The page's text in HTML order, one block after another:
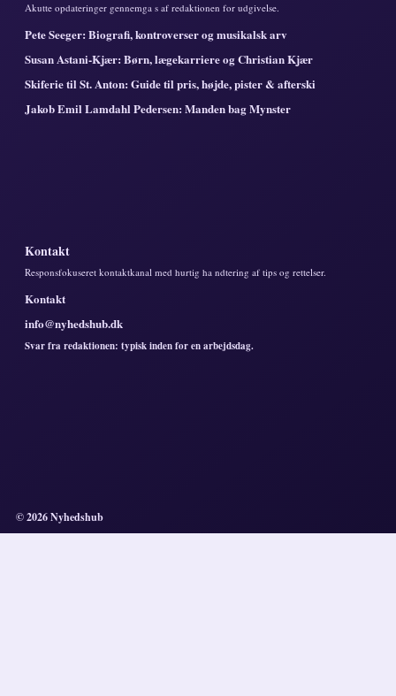
Akutte opdateringer gennemga s af redaktionen for udgivelse.
Pete Seeger: Biografi, kontroverser og musikalsk arv
Susan Astani-Kjær: Børn, lægekarriere og Christian Kjær
Skiferie til St. Anton: Guide til pris, højde, pister & afterski
Jakob Emil Lamdahl Pedersen: Manden bag Mynster
Kontakt
Responsfokuseret kontaktkanal med hurtig ha ndtering af tips og rettelser.
Kontakt
info@nyhedshub.dk
Svar fra redaktionen: typisk inden for en arbejdsdag.
© 2026 Nyhedshub